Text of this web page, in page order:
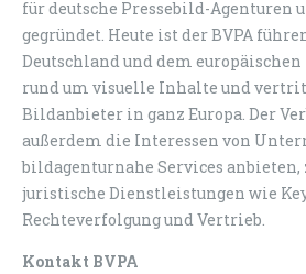
für deutsche Pressebild-Agenturen
gegründet. Heute ist der BVPA
Deutschland und dem
rund um visuelle Inhalte und
Bildanbieter in ganz Europa. Der
außerdem die Interessen von
bildagenturnahe Services anbieten,
juristische Dienstleistungen wie
Rechteverfolgung und Vertrieb.
Kontakt BVPA